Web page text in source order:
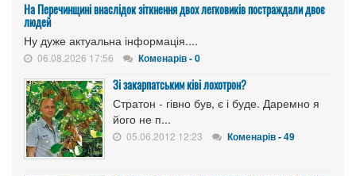
На Перечинщині внаслідок зіткнення двох легковиків постраждали двоє
людей
Ну дуже актуальна інформація....
06.08.2026 17:56 Коменарів - 0
Зі закарпатським ківі лохотрон?
Стратон - гівно був, є і буде. Даремно я
його не п...
05.06.2012 12:23 Коменарів - 49